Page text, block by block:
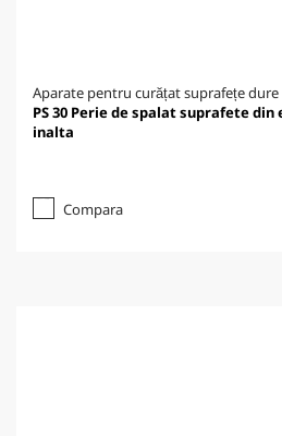
Aparate pentru curățat suprafețe dure
PS 30 Perie de spalat suprafete
inalta
Compara